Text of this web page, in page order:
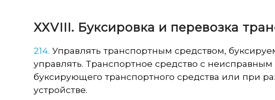
ХХVIII. Буксировка и перевозка
214. Управлять транспортным средством,
управлять. Транспортное средство с
буксирующего транспортного средства или при
устройстве.